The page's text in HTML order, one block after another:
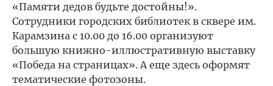
«Памяти дедов будьте достойны!».
Сотрудники городских библиотек в сквере им.
Карамзина с 10.00 до 16.00 организуют
большую книжно-иллюстративную выставку
«Победа на страницах». А еще здесь оформят
тематические фотозоны.